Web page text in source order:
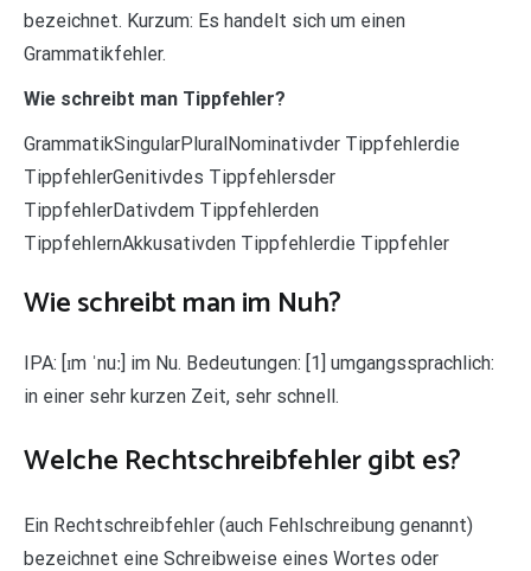
bezeichnet. Kurzum: Es handelt sich um einen
Grammatikfehler.
Wie schreibt man Tippfehler?
GrammatikSingularPluralNominativder Tippfehlerdie
TippfehlerGenitivdes Tippfehlersder
TippfehlerDativdem Tippfehlerden
TippfehlernAkkusativden Tippfehlerdie Tippfehler
Wie schreibt man im Nuh?
IPA: [ɪm ˈnuː] im Nu. Bedeutungen: [1] umgangssprachlich:
in einer sehr kurzen Zeit, sehr schnell.
Welche Rechtschreibfehler gibt es?
Ein Rechtschreibfehler (auch Fehlschreibung genannt)
bezeichnet eine Schreibweise eines Wortes oder